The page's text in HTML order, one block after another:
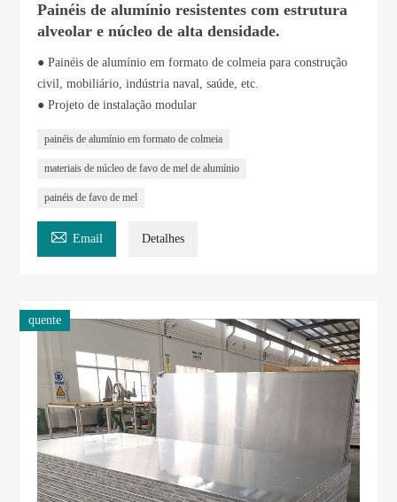
Painéis de alumínio resistentes com estrutura
alveolar e núcleo de alta densidade.
● Painéis de alumínio em formato de colmeia para construção
civil, mobiliário, indústria naval, saúde, etc.
● Projeto de instalação modular
painéis de alumínio em formato de colmeia
materiais de núcleo de favo de mel de alumínio
painéis de favo de mel
 Email Detalhes
quente